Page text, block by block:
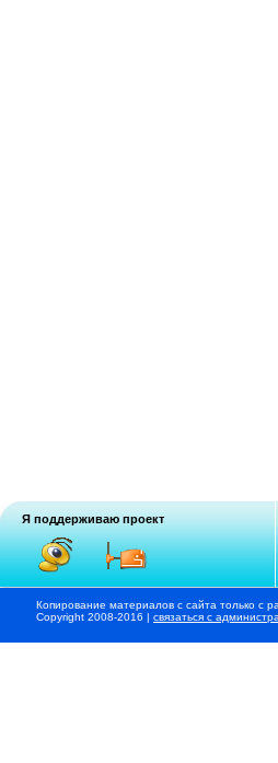
Я поддерживаю проект
Копирование материалов с сайта только с
Copyright 2008-2016 | связаться с